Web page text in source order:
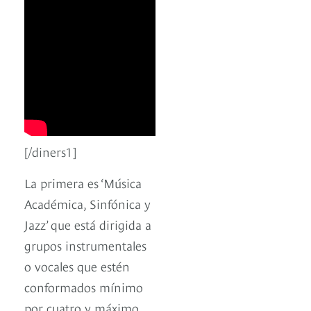
[/diners1]
La primera es ‘Música
Académica, Sinfónica y
Jazz’ que está dirigida a
grupos instrumentales
o vocales que estén
conformados mínimo
por cuatro y máximo